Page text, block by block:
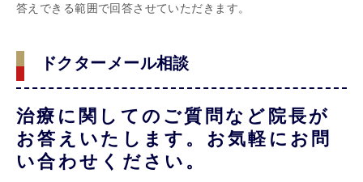
答えできる範囲で回答させていただきます。
ドクターメール相談
治療に関してのご質問など院長が
お答えいたします。お気軽にお問
い合わせください。